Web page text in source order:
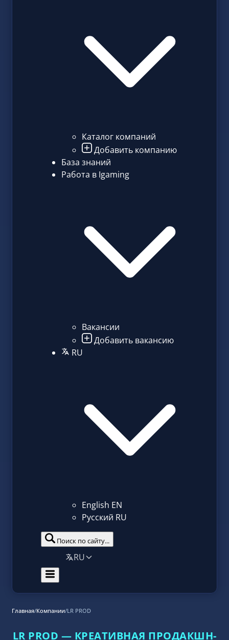
Каталог компаний
Добавить компанию
База знаний
Работа в Igaming
Вакансии
Добавить вакансию
RU
English EN
Русский RU
Поиск по сайту...
RU
Главная/Компании/LR PROD
LR PROD — КРЕАТИВНАЯ ПРОДАКШН-